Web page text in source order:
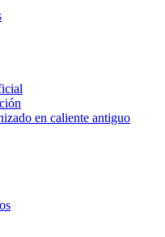
en caliente antiguo